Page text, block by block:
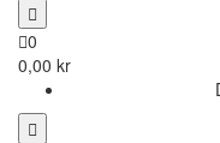
0
0,00 kr